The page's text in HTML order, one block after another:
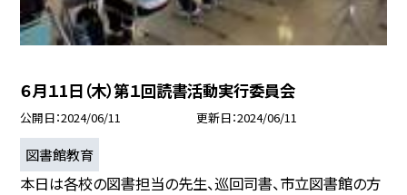
６月１1日（木）第１回読書活動実行委員会
公開日 2024/06/11 更新日 2024/06/11
図書館教育
本日は各校の図書担当の先生、巡回司書、市立図書館の方